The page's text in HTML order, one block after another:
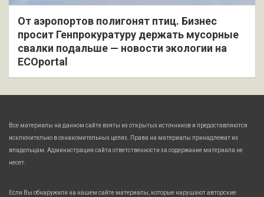
От аэропортов полигонят птиц. Бизнес
просит Генпрокуратуру держать мусорные
свалки подальше — новости экологии на
ECOportal
Все материалы на данном сайте взяты из открытых источников и предоставляются
исключительно в ознакомительных целях. Права на материалы принадлежат их
владельцам. Администрация сайта ответственности за содержание материала не
несет.
Если Вы обнаружили на нашем сайте материалы, которые нарушают авторские